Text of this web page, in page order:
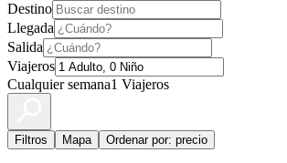
Destino
Llegada
Salida
Viajeros
Cualquier semana1 Viajeros
Filtros Mapa Ordenar por: precio